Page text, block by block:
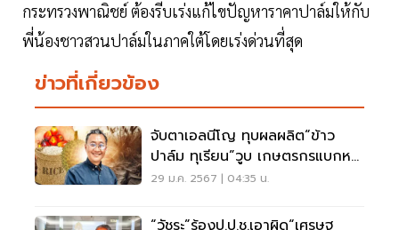
กระทรวงพาณิชย์ ต้องรีบเร่งแก้ไขปัญหาราคาปาล์มให้กับ
พี่น้องชาวสวนปาล์มในภาคใต้โดยเร่งด่วนที่สุด
ข่าวที่เกี่ยวข้อง
จับตาเอลนีโญ ทุบผลผลิต“ข้าว
ปาล์ม ทุเรียน”วูบ เกษตรกรแบกหนี้
เพิ่ม 8 หมื่นล.
29 ม.ค. 2567 | 04:35 น.
“วัชระ”ร้องป.ป.ช.เอาผิด“เศรษฐ